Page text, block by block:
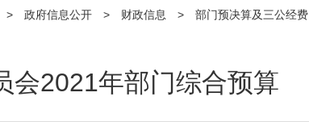
> 政府信息公开 > 财政信息 > 部门预决算及三公经费
会2021年部门综合预算